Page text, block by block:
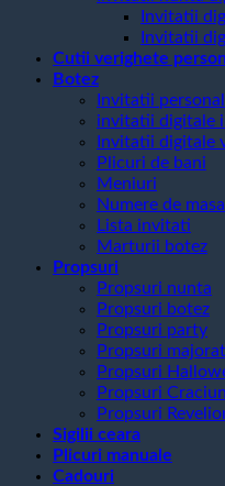
Invitatii
Invitatii
Cutii verighete
Botez
Invitatii
invitatii digitale
Invitatii digitale
Plicuri de bani
Meniuri
Numere de masa
Lista invitati
Marturii botez
Propsuri
Propsuri nunta
Propsuri botez
Propsuri party
Propsuri majorat
Propsuri
Propsuri Craciun
Propsuri
Sigilii ceara
Plicuri manuale
Cadouri